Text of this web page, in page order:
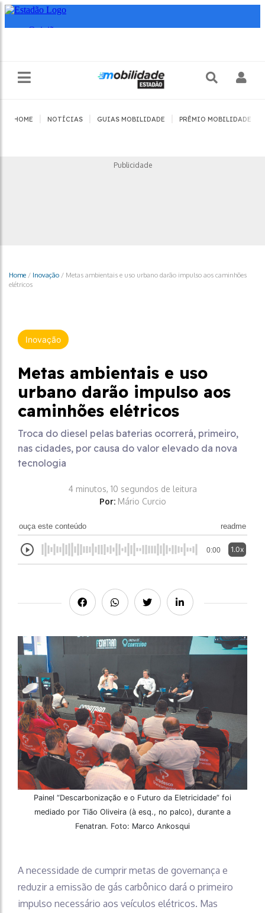
HOME NOTÍCIAS GUIAS MOBILIDADE PRÊMIO MOBILIDADE
Publicidade
Home / Inovação / Metas ambientais e uso urbano darão impulso aos caminhões
elétricos
Inovação
Metas ambientais e uso
urbano darão impulso aos
caminhões elétricos
Troca do diesel pelas baterias ocorrerá, primeiro,
nas cidades, por causa do valor elevado da nova
tecnologia
4 minutos, 10 segundos de leitura
Por: Mário Curcio
ouça este conteúdo readme
0:00 1.0x
Painel “Descarbonização e o Futuro da Eletricidade” foi
mediado por Tião Oliveira (à esq., no palco), durante a
Fenatran. Foto: Marco Ankosqui
A necessidade de cumprir metas de governança e
reduzir a emissão de gás carbônico dará o primeiro
impulso necessário aos veículos elétricos. Mas